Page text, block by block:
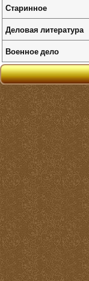
Старинное
Деловая литература
Военное дело